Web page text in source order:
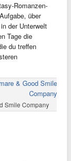
Romanzen-
über
der Unterwelt
Tage die
du treffen
Smile Company